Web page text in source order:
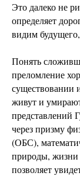
Это далеко не
определяет
видим
Понять
преломление
существовании
живут и
представлений
через призму
(ОБС),
природы, жизни
позволяет